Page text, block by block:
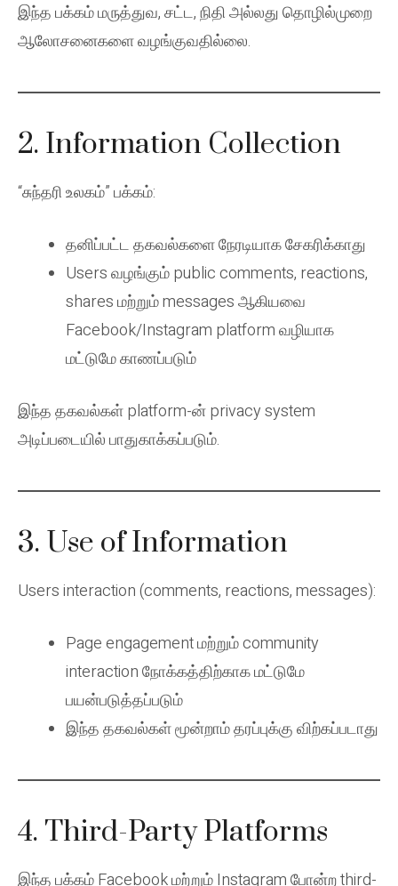
இந்த பக்கம் மருத்துவ, சட்ட, நிதி அல்லது தொழில்முறை
ஆலோசனைகளை வழங்குவதில்லை.
2. Information Collection
“சுந்தரி உலகம்” பக்கம்:
தனிப்பட்ட தகவல்களை நேரடியாக சேகரிக்காது
Users வழங்கும் public comments, reactions,
shares மற்றும் messages ஆகியவை
Facebook/Instagram platform வழியாக
மட்டுமே காணப்படும்
இந்த தகவல்கள் platform-ன் privacy system
அடிப்படையில் பாதுகாக்கப்படும்.
3. Use of Information
Users interaction (comments, reactions, messages):
Page engagement மற்றும் community
interaction நோக்கத்திற்காக மட்டுமே
பயன்படுத்தப்படும்
இந்த தகவல்கள் மூன்றாம் தரப்புக்கு விற்கப்படாது
4. Third-Party Platforms
இந்த பக்கம் Facebook மற்றும் Instagram போன்ற third-